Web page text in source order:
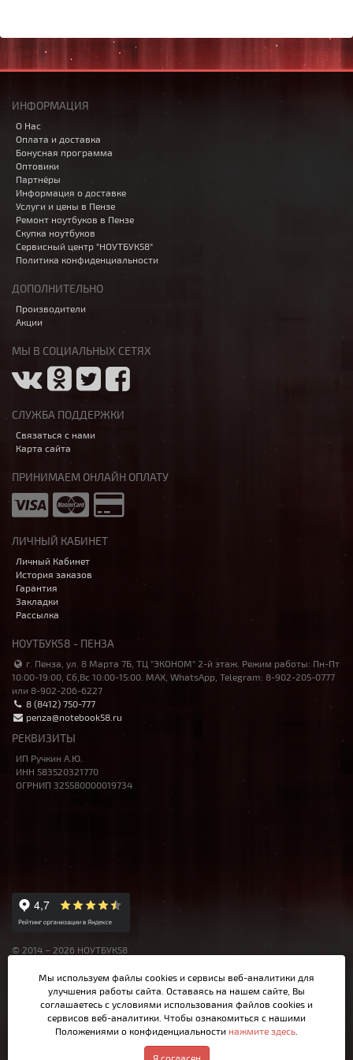
ИНФОРМАЦИЯ
О Нас
Оплата и доставка
Бонусная программа
Оптовики
Партнёры
Информация о доставке
Услуги и цены в Пензе
Ремонт ноутбуков в Пензе
Скупка ноутбуков
Сервисный центр "НОУТБУК58"
Политика конфиденциальности
ДОПОЛНИТЕЛЬНО
Производители
Акции
МЫ В СОЦИАЛЬНЫХ СЕТЯХ
СЛУЖБА ПОДДЕРЖКИ
Связаться с нами
Карта сайта
ПРИНИМАЕМ ОНЛАЙН ОПЛАТУ
ЛИЧНЫЙ КАБИНЕТ
Личный Кабинет
История заказов
Гарантия
Закладки
Рассылка
НОУТБУК58 - ПЕНЗА
г. Пенза, ул. 8 Марта 7Б, ТЦ "ЭКОНОМ" 2-й этаж. Режим работы: Пн-Пт
10:00-19:00, Сб,Вс 10:00-15:00. MAX, WhatsApp, Telegram: 8-902-205-0777
или 8-902-206-6227
8 (8412) 750-777
penza@notebook58.ru
РЕКВИЗИТЫ
ИП Ручкин А.Ю.
ИНН 583520321770
ОГРНИП 325580000019734
© 2014 – 2026 НОУТБУК58
материалы и цены на сайте не являются публичной офертой,
определяемой Ст.437 ГК РФ.
Написать в MAX
Мы используем файлы cookies и сервисы веб-аналитики для
улучшения работы сайта. Оставаясь на нашем сайте, Вы
соглашаетесь с условиями использования файлов cookies и
сервисов веб-аналитики. Чтобы ознакомиться с нашими
Положениями о конфиденциальности нажмите здесь
Я согласен